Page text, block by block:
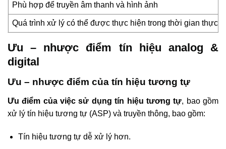
Phù hợp để truyền âm thanh và hình ảnh
Quá trình xử lý có thể được thực hiện trong thời gian thực
Ưu – nhược điểm tín hiệu analog &
digital
Ưu – nhược điểm của tín hiệu tương tự
Ưu điểm của việc sử dụng tín hiệu tương tự, bao gồm
xử lý tín hiệu tương tự (ASP) và truyền thông, bao gồm:
Tín hiệu tương tự dễ xử lý hơn.